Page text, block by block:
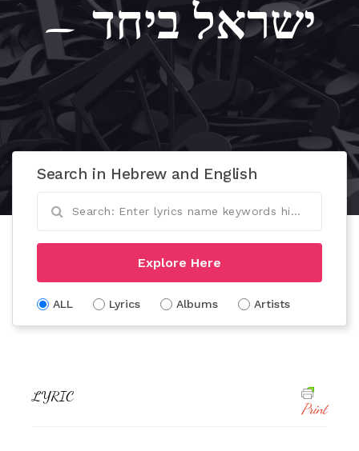
– ישראל ביחד
Search in Hebrew and English
Explore Here
ALL Lyrics Albums Artists
LYRIC
Print